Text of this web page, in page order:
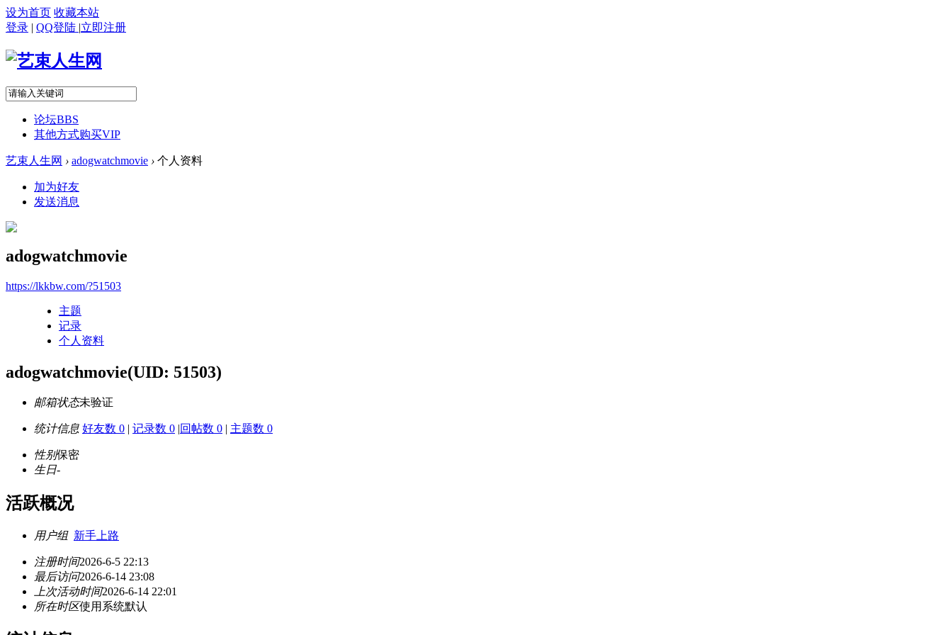
设为首页 收藏本站
登录 | QQ登陆 |立即注册
论坛BBS
其他方式购买VIP
艺束人生网 › adogwatchmovie › 个人资料
加为好友
发送消息
adogwatchmovie
https://lkkbw.com/?51503
主题
记录
个人资料
adogwatchmovie(UID: 51503)
邮箱状态未验证
统计信息 好友数 0 | 记录数 0 |回帖数 0 | 主题数 0
性别保密
生日-
活跃概况
用户组 新手上路
注册时间2026-6-5 22:13
最后访问2026-6-14 23:08
上次活动时间2026-6-14 22:01
所在时区使用系统默认